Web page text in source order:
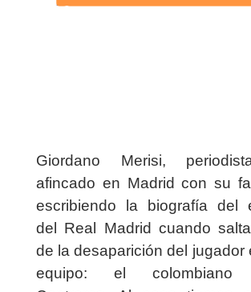
Giordano Merisi,
afincado en Madrid con su
escribiendo la biografía del
del Real Madrid cuando
de la desaparición del jugador
equipo: el colombiano